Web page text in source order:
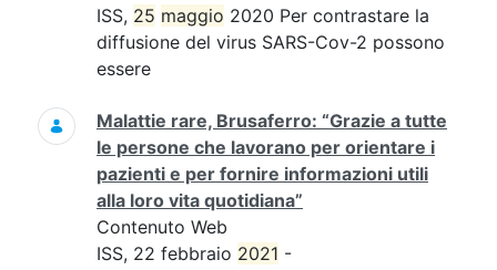
ISS, 25 maggio 2020 Per contrastare la
diffusione del virus SARS-Cov-2 possono
essere
Malattie rare, Brusaferro: “Grazie a tutte
le persone che lavorano per orientare i
pazienti e per fornire informazioni utili
alla loro vita quotidiana”
Contenuto Web
ISS, 22 febbraio 2021 -